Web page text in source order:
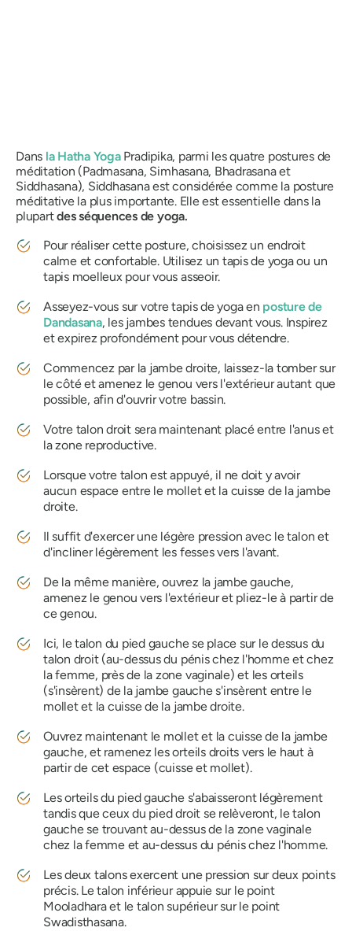
Dans la Hatha YogaPradipika, parmi les quatre postures de
méditation (Padmasana, Simhasana, Bhadrasana et
Siddhasana), Siddhasanaest considérée comme la posture
méditative la plus importante. Elleestessentielle dans la
plupartdes séquences de yoga.
Pour réaliser cette posture, choisissez un endroit
calme et confortable. Utilisez un tapis de yoga ou un
tapis moelleux pour vous asseoir.
Asseyez-vous sur votre tapis de yoga en posture de
Dandasana, les jambes tendues devant vous. Inspirez
et expirez profondément pour vous détendre.
Commencez par la jambe droite, laissez-la tomber sur
le côté et amenez le genou vers l'extérieur autant que
possible, afin d'ouvrir votre bassin.
Votre talon droit sera maintenant placé entre l'anus et
la zone reproductive.
Lorsque votre talon est appuyé, il ne doit y avoir
aucun espace entre le mollet et la cuisse de la jambe
droite.
Il suffit d'exercer une légère pression avec le talon et
d'incliner légèrement les fesses vers l'avant.
De la même manière, ouvrez la jambe gauche,
amenez le genou vers l'extérieur et pliez-le à partir de
ce genou.
Ici, le talon du pied gauche se place sur le dessus du
talon droit (au-dessus du pénis chez l'homme et chez
la femme, près de la zone vaginale) et les orteils
(s'insèrent) de la jambe gauche s'insèrent entre le
mollet et la cuisse de la jambe droite.
Ouvrez maintenant le mollet et la cuisse de la jambe
gauche, et ramenez les orteils droits vers le haut à
partir de cet espace (cuisse et mollet).
Les orteils du pied gauche s'abaisseront légèrement
tandis que ceux du pied droit se relèveront, le talon
gauche se trouvant au-dessus de la zone vaginale
chez la femme et au-dessus du pénis chez l'homme.
Les deux talons exercent une pression sur deux points
précis. Le talon inférieur appuie sur le point
Mooladhara et le talon supérieur sur le point
Swadisthasana.